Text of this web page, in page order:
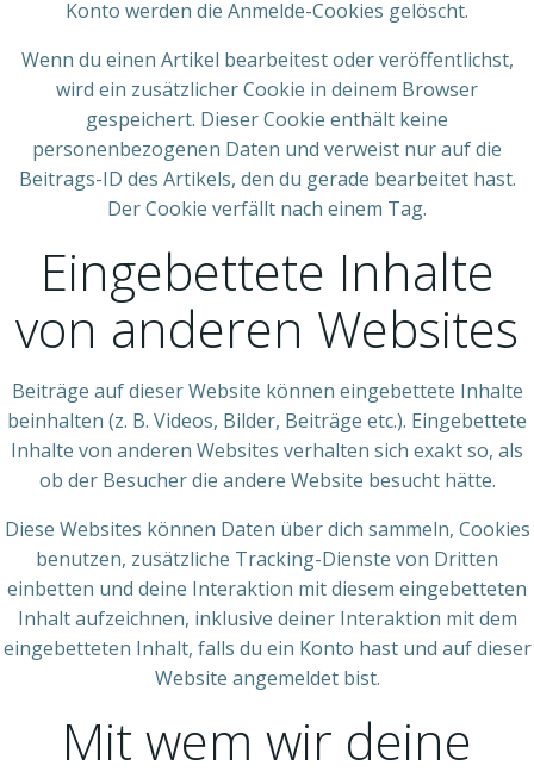
Konto werden die Anmelde-Cookies gelöscht.
Wenn du einen Artikel bearbeitest oder veröffentlichst,
wird ein zusätzlicher Cookie in deinem Browser
gespeichert. Dieser Cookie enthält keine
personenbezogenen Daten und verweist nur auf die
Beitrags-ID des Artikels, den du gerade bearbeitet hast.
Der Cookie verfällt nach einem Tag.
Eingebettete Inhalte
von anderen Websites
Beiträge auf dieser Website können eingebettete Inhalte
beinhalten (z. B. Videos, Bilder, Beiträge etc.). Eingebettete
Inhalte von anderen Websites verhalten sich exakt so, als
ob der Besucher die andere Website besucht hätte.
Diese Websites können Daten über dich sammeln, Cookies
benutzen, zusätzliche Tracking-Dienste von Dritten
einbetten und deine Interaktion mit diesem eingebetteten
Inhalt aufzeichnen, inklusive deiner Interaktion mit dem
eingebetteten Inhalt, falls du ein Konto hast und auf dieser
Website angemeldet bist.
Mit wem wir deine